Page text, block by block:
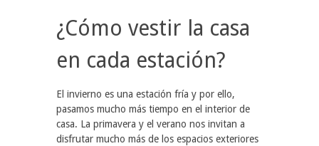
¿Cómo vestir la casa
en cada estación?
El invierno es una estación fría y por ello,
pasamos mucho más tiempo en el interior de
casa. La primavera y el verano nos invitan a
disfrutar mucho más de los espacios exteriores